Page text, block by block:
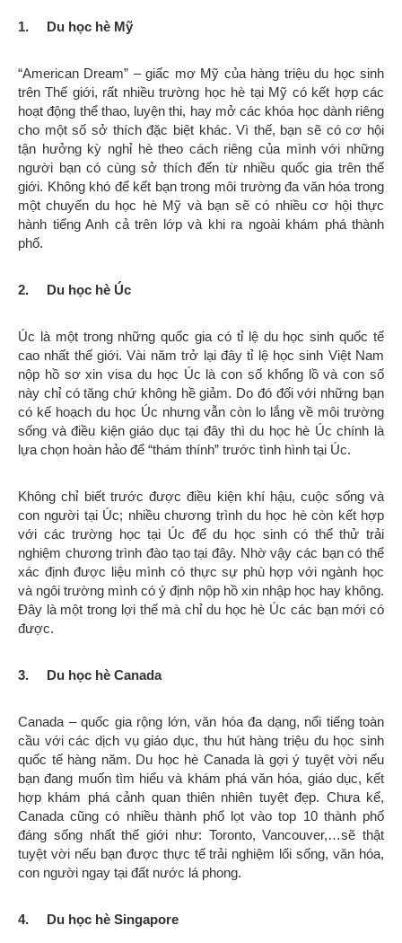
1. Du học hè Mỹ
“American Dream” – giấc mơ Mỹ của hàng triệu du học sinh
trên Thế giới, rất nhiều trường học hè tại Mỹ có kết hợp các
hoạt động thể thao, luyện thi, hay mở các khóa học dành riêng
cho một số sở thích đặc biệt khác. Vì thế, bạn sẽ có cơ hội
tận hưởng kỳ nghỉ hè theo cách riêng của mình với những
người bạn có cùng sở thích đến từ nhiều quốc gia trên thế
giới. Không khó để kết bạn trong môi trường đa văn hóa trong
một chuyến du học hè Mỹ và bạn sẽ có nhiều cơ hội thực
hành tiếng Anh cả trên lớp và khi ra ngoài khám phá thành
phố.
2. Du học hè Úc
Úc là một trong những quốc gia có tỉ lệ du học sinh quốc tế
cao nhất thế giới. Vài năm trở lại đây tỉ lệ học sinh Việt Nam
nộp hồ sơ xin visa du học Úc là con số khổng lồ và con số
này chỉ có tăng chứ không hề giảm. Do đó đối với những bạn
có kế hoạch du học Úc nhưng vẫn còn lo lắng về môi trường
sống và điều kiện giáo dục tại đây thì du học hè Úc chính là
lựa chọn hoàn hảo để “thám thính” trước tình hình tại Úc.
Không chỉ biết trước được điều kiện khí hậu, cuộc sống và
con người tại Úc; nhiều chương trình du học hè còn kết hợp
với các trường học tại Úc để du học sinh có thể thử trải
nghiệm chương trình đào tạo tại đây. Nhờ vậy các bạn có thể
xác định được liệu mình có thực sự phù hợp với ngành học
và ngôi trường mình có ý định nộp hồ xin nhập học hay không.
Đây là một trong lợi thế mà chỉ du học hè Úc các bạn mới có
được.
3. Du học hè Canada
Canada – quốc gia rộng lớn, văn hóa đa dạng, nổi tiếng toàn
cầu với các dịch vụ giáo dục, thu hút hàng triệu du học sinh
quốc tế hàng năm. Du học hè Canada là gợi ý tuyệt vời nếu
bạn đang muốn tìm hiểu và khám phá văn hóa, giáo dục, kết
hợp khám phá cảnh quan thiên nhiên tuyệt đẹp. Chưa kể,
Canada cũng có nhiều thành phố lọt vào top 10 thành phố
đáng sống nhất thế giới như: Toronto, Vancouver,…sẽ thật
tuyệt vời nếu bạn được thực tế trải nghiệm lối sống, văn hóa,
con người ngay tại đất nước lá phong.
4. Du học hè Singapore